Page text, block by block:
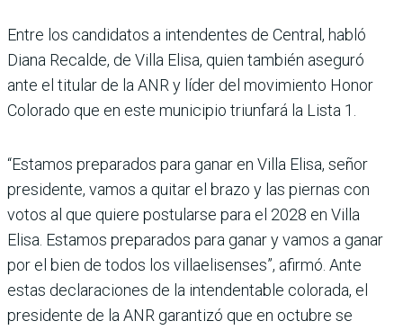
Entre los candidatos a inten­dentes de Central, habló
Diana Recalde, de Villa Elisa, quien también aseguró
ante el titular de la ANR y líder del movimiento Honor
Colorado que en este municipio triun­fará la Lista 1.
“Estamos preparados para ganar en Villa Elisa, señor
presidente, vamos a quitar el brazo y las piernas con
votos al que quiere postularse para el 2028 en Villa
Elisa. Esta­mos preparados para ganar y vamos a ganar
por el bien de todos los villaelisenses”, afirmó. Ante
estas declaracio­nes de la intendentable colo­rada, el
presidente de la ANR garantizó que en octubre se